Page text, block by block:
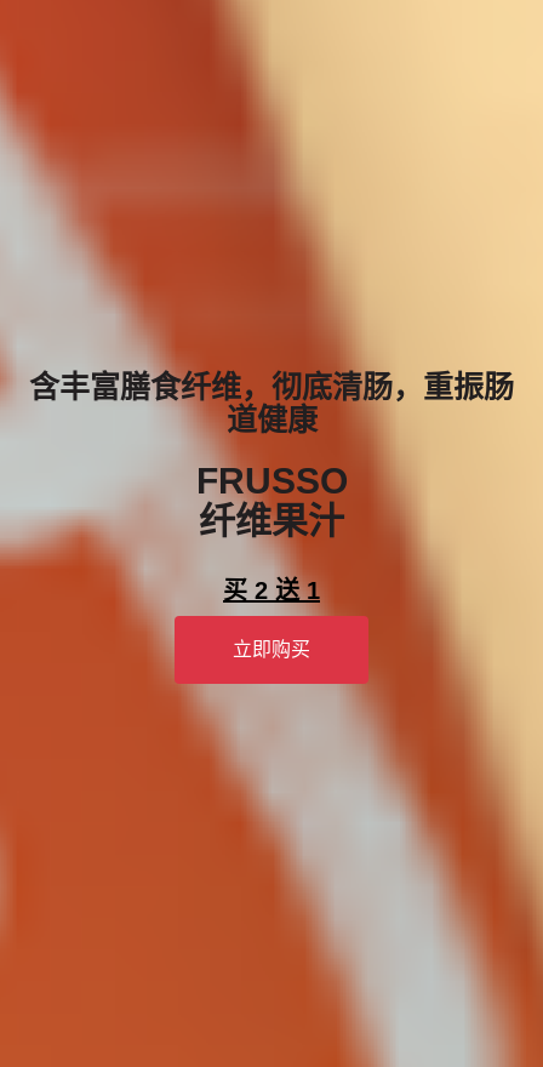
含丰富膳食纤维，彻底清肠，重振肠
道健康
FRUSSO
纤维果汁
买 2 送 1
立即购买